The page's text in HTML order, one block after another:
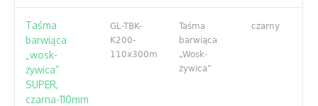
Taśma
barwiąca
„wosk-
żywica”
SUPER,
czarna-110mm
GL-TBK-
K200-
110x300m
Taśma
barwiąca
„Wosk-
żywica”
czarny